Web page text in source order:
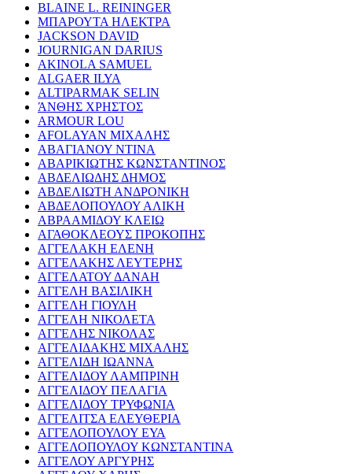
BLAINE L. REININGER
ΜΠΑΡΟΥΤΑ ΗΛΕΚΤΡΑ
JACKSON DAVID
JOURNIGAN DARIUS
AKINOLA SAMUEL
ALGAER ILYA
ALTIPARMAK SELIN
ΆΝΘΗΣ ΧΡΗΣΤΟΣ
ARMOUR LOU
AFOLAYAN ΜΙΧΑΛΗΣ
ΑΒΑΓΙΑΝΟΥ ΝΤΙΝΑ
ΑΒΑΡΙΚΙΩΤΗΣ ΚΩΝΣΤΑΝΤΙΝΟΣ
ΑΒΔΕΛΙΩΔΗΣ ΔΗΜΟΣ
ΑΒΔΕΛΙΩΤΗ ΑΝΔΡΟΝΙΚΗ
ΑΒΔΕΛΟΠΟΥΛΟΥ ΑΛΙΚΗ
ΑΒΡΑΑΜΙΔΟΥ ΚΛΕΙΩ
ΑΓΑΘΟΚΛΕΟΥΣ ΠΡΟΚΟΠΗΣ
ΑΓΓΕΛΑΚΗ ΕΛΕΝΗ
ΑΓΓΕΛΑΚΗΣ ΛΕΥΤΕΡΗΣ
ΑΓΓΕΛΑΤΟΥ ΔΑΝΑΗ
ΑΓΓΕΛΗ ΒΑΣΙΛΙΚΗ
ΑΓΓΕΛΗ ΓΙΟΥΛΗ
ΑΓΓΕΛΗ ΝΙΚΟΛΕΤΑ
ΑΓΓΕΛΗΣ ΝΙΚΟΛΑΣ
ΑΓΓΕΛΙΔΑΚΗΣ ΜΙΧΑΛΗΣ
ΑΓΓΕΛΙΔΗ ΙΩΑΝΝΑ
ΑΓΓΕΛΙΔΟΥ ΛΑΜΠΡΙΝΗ
ΑΓΓΕΛΙΔΟΥ ΠΕΛΑΓΙΑ
ΑΓΓΕΛΙΔΟΥ ΤΡΥΦΩΝΙΑ
ΑΓΓΕΛΙΤΣΑ ΕΛΕΥΘΕΡΙΑ
ΑΓΓΕΛΟΠΟΥΛΟΥ ΕΥΑ
ΑΓΓΕΛΟΠΟΥΛΟΥ ΚΩΝΣΤΑΝΤΙΝΑ
ΑΓΓΕΛΟΥ ΑΡΓΥΡΗΣ